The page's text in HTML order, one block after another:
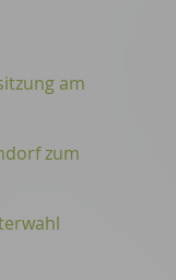
am
zum